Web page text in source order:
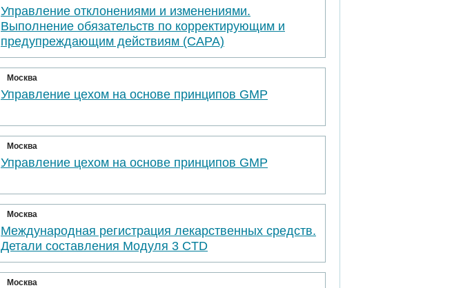
Управление отклонениями и изменениями.
Выполнение обязательств по корректирующим и
предупреждающим действиям (САРА)
Москва
Управление цехом на основе принципов GMP
Москва
Управление цехом на основе принципов GMP
Москва
Международная регистрация лекарственных средств.
Детали составления Модуля 3 CTD
Москва